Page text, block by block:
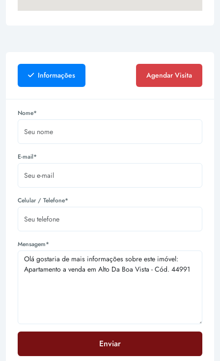
Informações Agendar Visita
Nome*
E-mail*
Celular / Telefone*
Mensagem*
Enviar